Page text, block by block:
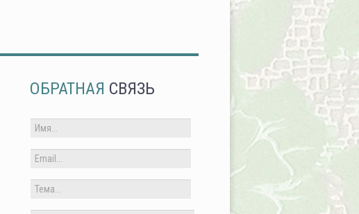
ОБРАТНАЯ СВЯЗЬ